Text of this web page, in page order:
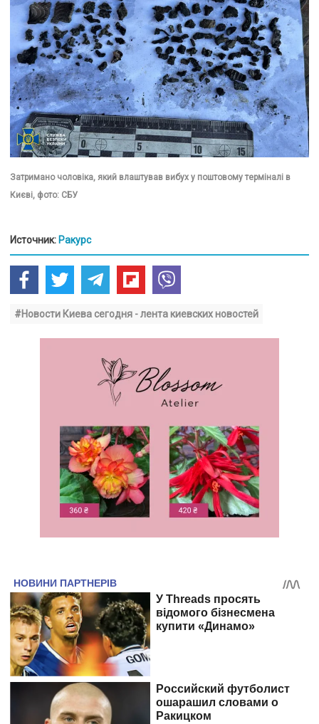
Затримано чоловіка, який влаштував вибух у поштовому терміналі в
Києві, фото: СБУ
Источник: Ракурс
#Новости Киева сегодня - лента киевских новостей